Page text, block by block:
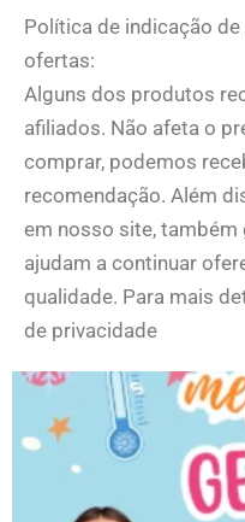
Política de indicação
ofertas:
Alguns dos produtos
afiliados. Não afeta o
comprar, podemos
recomendação. Além
em nosso site,
ajudam a continuar
qualidade. Para mais
de privacidade